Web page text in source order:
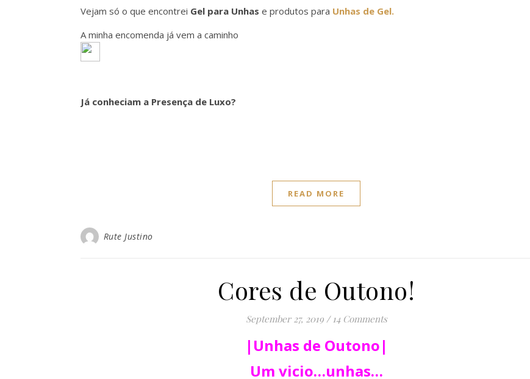
Vejam só o que encontrei Gel para Unhas e produtos para Unhas de Gel.
A minha encomenda já vem a caminho
Já conheciam a Presença de Luxo?
READ MORE
Rute Justino
Cores de Outono!
September 27, 2019 / 14 Comments
|Unhas de Outono|
Um vicio…unhas…